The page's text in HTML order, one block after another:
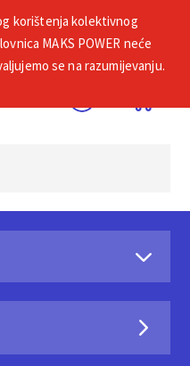
korištenja kolektivnog
MAKS POWER neće
se na razumijevanju.